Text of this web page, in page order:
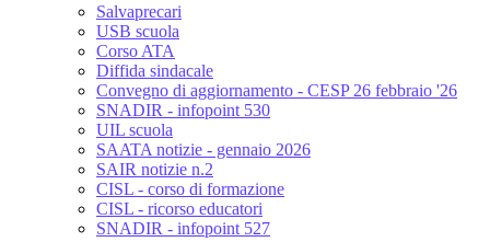
Salvaprecari
USB scuola
Corso ATA
Diffida sindacale
Convegno di aggiornamento - CESP 26 febbraio '26
SNADIR - infopoint 530
UIL scuola
SAATA notizie - gennaio 2026
SAIR notizie n.2
CISL - corso di formazione
CISL - ricorso educatori
SNADIR - infopoint 527